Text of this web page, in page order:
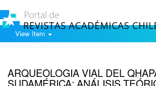
View Item
ARQUEOLOGIA VIAL DEL